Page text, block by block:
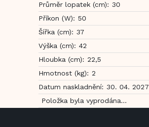
Průměr lopatek (cm): 30
Příkon (W): 50
Šířka (cm): 37
Výška (cm): 42
Hloubka (cm): 22,5
Hmotnost (kg): 2
Datum naskladnění: 30. 04. 2027
Položka byla vyprodána…